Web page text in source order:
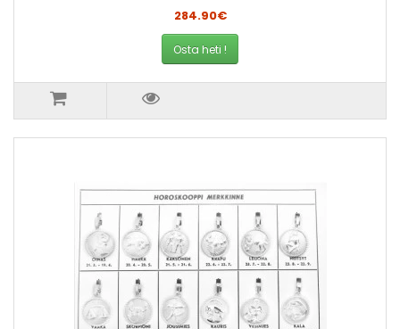
284.90€
Osta heti !